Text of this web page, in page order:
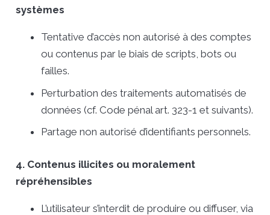
systèmes
Tentative d’accès non autorisé à des comptes
ou contenus par le biais de scripts, bots ou
failles.
Perturbation des traitements automatisés de
données (cf. Code pénal art. 323-1 et suivants).
Partage non autorisé d’identifiants personnels.
4. Contenus illicites ou moralement
répréhensibles
L’utilisateur s’interdit de produire ou diffuser, via